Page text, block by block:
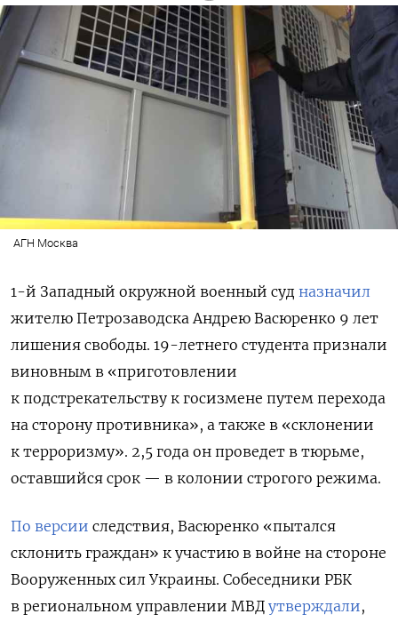
АГН Москва
1-й Западный окружной военный суд назначил
жителю Петрозаводска Андрею Васюренко 9 лет
лишения свободы. 19-летнего студента признали
виновным в «приготовлении
к подстрекательству к госизмене путем перехода
на сторону противника», а также в «склонении
к терроризму». 2,5 года он проведет в тюрьме,
оставшийся срок — в колонии строгого режима.
По версии следствия, Васюренко «пытался
склонить граждан» к участию в войне на стороне
Вооруженных сил Украины. Собеседники РБК
в региональном управлении МВД утверждали,